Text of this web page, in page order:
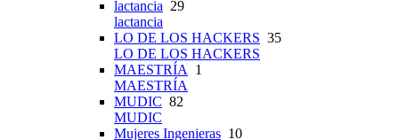
lactancia 29
lactancia
LO DE LOS HACKERS 35
LO DE LOS HACKERS
MAESTRÍA
1
MAESTRÍA
MUDIC 82
MUDIC
Mujeres Ingenieras 10